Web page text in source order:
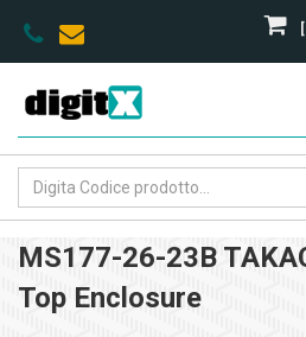
MS177-26-23B
Top Enclosure